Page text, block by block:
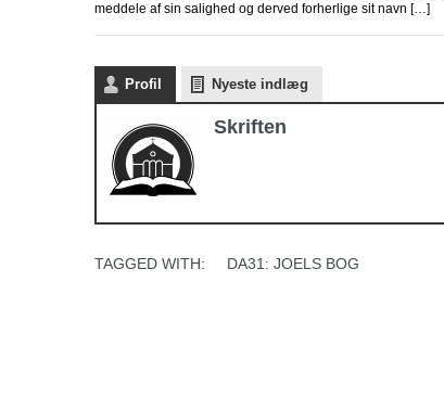
meddele af sin salighed og derved forherlige sit navn […]
Profil Nyeste indlæg
Skriften
TAGGED WITH: DA31: JOELS BOG